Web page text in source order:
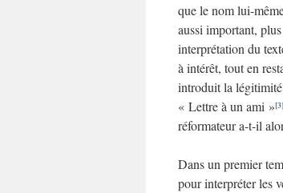
que le nom lui-
aussi important,
interprétation du
à intérêt, tout en
introduit la légitimité
« Lettre à un ami »[3]
réformateur a-t-il
Dans un premier
pour interpréter les